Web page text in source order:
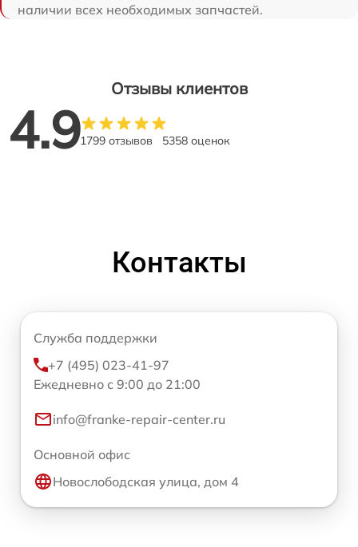
наличии всех необходимых запчастей.
Отзывы клиентов
4.91799 отзывов 5358 оценок
Контакты
Служба поддержки
+7 (495) 023-41-97
Ежедневно с 9:00 до 21:00
info@franke-repair-center.ru
Основной офис
Новослободская улица, дом 4